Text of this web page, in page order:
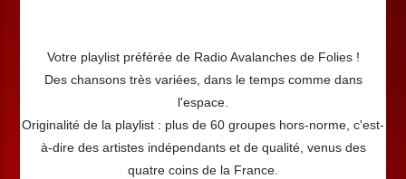
Votre playlist préférée de Radio Avalanches de Folies !
Des chansons très variées, dans le temps comme dans
l'espace.
Originalité de la playlist : plus de 60 groupes hors-norme, c'est-
à-dire des artistes indépendants et de qualité, venus des
quatre coins de la France.